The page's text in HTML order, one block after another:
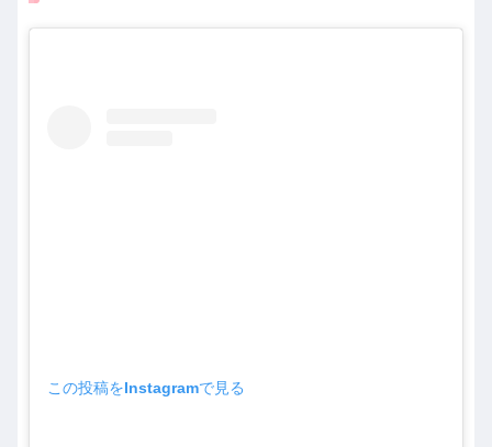
この投稿をInstagramで見る